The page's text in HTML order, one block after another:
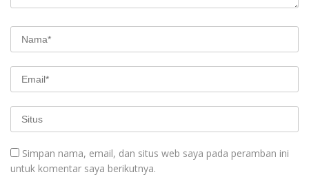
Simpan nama, email, dan situs web saya pada peramban ini
untuk komentar saya berikutnya.